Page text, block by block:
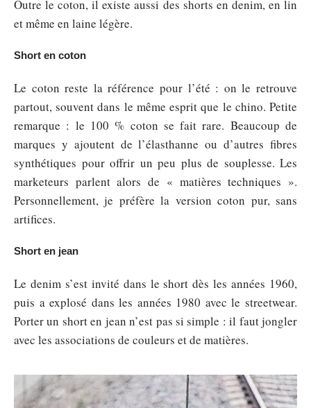
Outre le coton, il existe aussi des shorts en denim, en lin
et même en laine légère.
Short en coton
Le coton reste la référence pour l’été : on le retrouve
partout, souvent dans le même esprit que le chino. Petite
remarque : le 100 % coton se fait rare. Beaucoup de
marques y ajoutent de l’élasthanne ou d’autres fibres
synthétiques pour offrir un peu plus de souplesse. Les
marketeurs parlent alors de « matières techniques ».
Personnellement, je préfère la version coton pur, sans
artifices.
Short en jean
Le denim s’est invité dans le short dès les années 1960,
puis a explosé dans les années 1980 avec le streetwear.
Porter un short en jean n’est pas si simple : il faut jongler
avec les associations de couleurs et de matières.